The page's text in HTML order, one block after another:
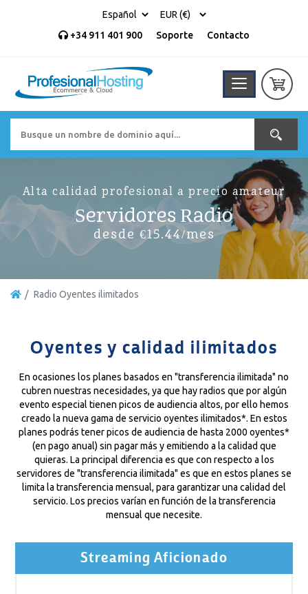
+34 911 401 900 Soporte Contacto
Alta calidad profesional a precio amateur
Servidores Radio
desde €15.44/mes
Radio Oyentes ilimitados
Oyentes y calidad ilimitados
En ocasiones los planes basados en "transferencia ilimitada" no
cubren nuestras necesidades, ya que hay radios que por algún
evento especial tienen picos de audiencia altos, por ello hemos
creado la nueva gama de servicio oyentes ilimitados*. En estos
planes podrás tener picos de audiencia de hasta 2000 oyentes*
(en pago anual) sin pagar más y emitiendo a la calidad que
quieras. La principal diferencia es que con respecto a los
servidores de "transferencia ilimitada" es que en estos planes se
limita la transferencia mensual, para garantizar una calidad del
servicio. Los precios varían en función de la transferencia
mensual que necesite.
Streaming Aficionado